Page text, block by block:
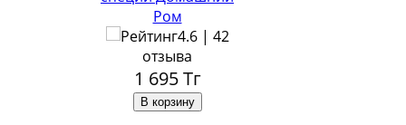
Ром
4.6 | 42
отзыва
1 695Тг